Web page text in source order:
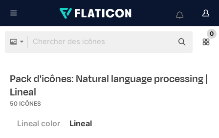
0
Pack d'icônes: Natural language processing|
Lineal
50 ICÔNES
Lineal color Lineal